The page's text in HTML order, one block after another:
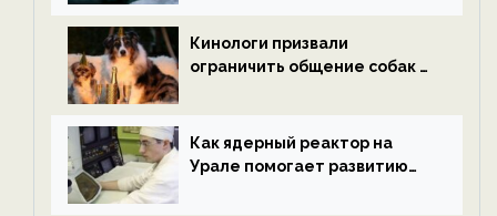
ECOportal
Кинологи призвали
ограничить общение собак с
ECOportal
Как ядерный реактор на
Урале помогает развитию